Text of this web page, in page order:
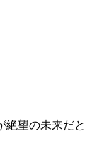
絶望の未来だと